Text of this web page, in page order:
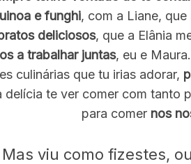
e funghi, com a Liane,
deliciosos, que a Elânia
a trabalhar juntas, eu e
culinárias que tu irias adorar,
delícia te ver comer com tanto
para comernos
Mas viu como fizestes,